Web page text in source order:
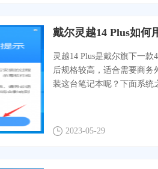
戴尔灵越14 Plus如何
灵越14 Plus是戴尔旗下一
后规格较高，适合需要商务
装这台笔记本呢？下面系统
2023-05-29